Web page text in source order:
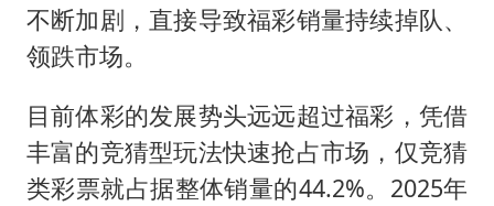
不断加剧，直接导致福彩销量持续掉队、
领跌市场。
目前体彩的发展势头远远超过福彩，凭借
丰富的竞猜型玩法快速抢占市场，仅竞猜
类彩票就占据整体销量的44.2%。2025年